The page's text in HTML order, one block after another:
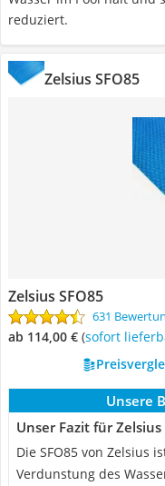
reduziert.
Zelsius ‎SFO85
Zelsius ‎SFO85
631
ab 114,00 € ( Sofort
Unsere
Unser Fazit für Zelsius
Die ‎SFO85 von Zelsius
Verdunstung des